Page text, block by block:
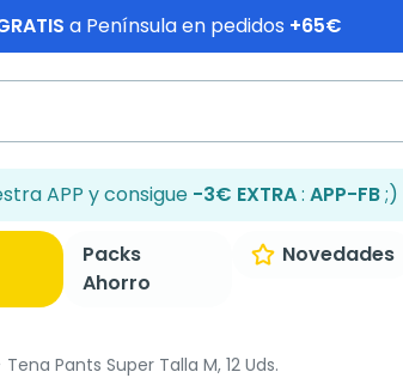
a Península en pedidos +65€
APP y consigue -3€ EXTRA: APP-FB;)
Packs
Ahorro
Novedades
Tena Pants Super Talla M, 12 Uds.